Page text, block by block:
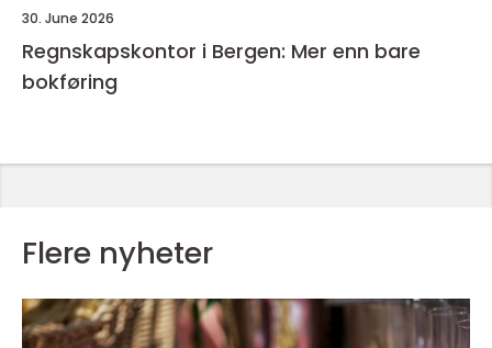
30. June 2026
Regnskapskontor i Bergen: Mer enn bare
bokføring
Flere nyheter